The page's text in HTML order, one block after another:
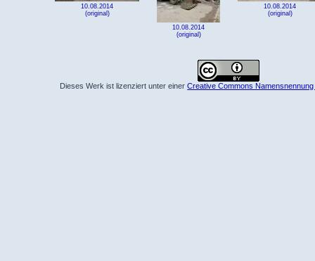
10.08.2014
(original)
10.08.2014
(original)
10.08.2014
(original)
Dieses Werk ist lizenziert unter einerCreative Commons